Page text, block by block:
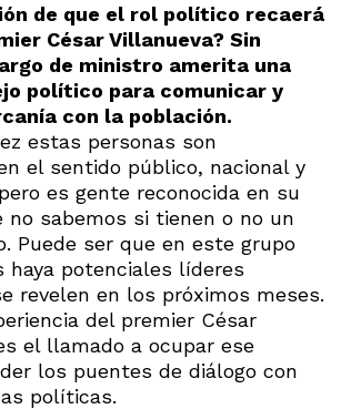
de que el rol político recaerá
César Villanueva? Sin
de ministro amerita una
político para comunicar y
con la población.
estas personas son
el sentido público, nacional y
es gente reconocida en su
no sabemos si tienen o no un
Puede ser que en este grupo
haya potenciales líderes
revelen en los próximos meses.
del premier César
el llamado a ocupar ese
los puentes de diálogo con
políticas.